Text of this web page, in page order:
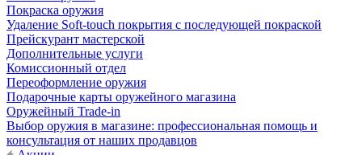
Покраска оружия
Удаление Soft-touch покрытия с последующей покраской
Прейскурант мастерской
Дополнительные услуги
Комиссионный отдел
Переоформление оружия
Подарочные карты оружейного магазина
Оружейный Trade-in
Выбор оружия в магазине: профессиональная помощь и
консультация от наших продавцов